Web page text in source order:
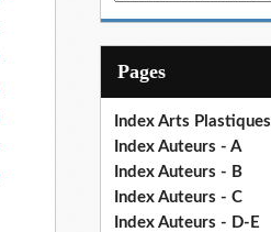
Pages
Index Arts Plastiques
Index Auteurs - A
Index Auteurs - B
Index Auteurs - C
Index Auteurs - D-E